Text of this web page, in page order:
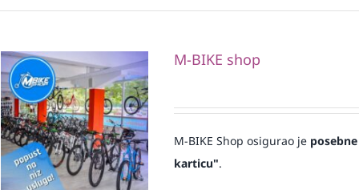
M-BIKE shop
M-BIKE Shop osigurao je
karticu".